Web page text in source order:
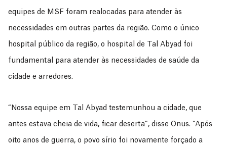
equipes de MSF foram realocadas para atender às
necessidades em outras partes da região. Como o único
hospital público da região, o hospital de Tal Abyad foi
fundamental para atender às necessidades de saúde da
cidade e arredores.
“Nossa equipe em Tal Abyad testemunhou a cidade, que
antes estava cheia de vida, ficar deserta”, disse Onus. “Após
oito anos de guerra, o povo sírio foi novamente forçado a